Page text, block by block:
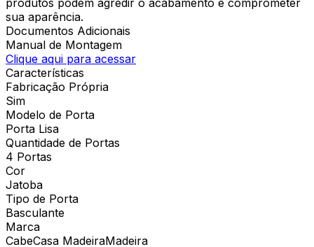
sua aparência.
Documentos Adicionais
Manual de Montagem
Clique aqui para acessar
Características
Fabricação Própria
Sim
Modelo de Porta
Porta Lisa
Quantidade de Portas
4 Portas
Cor
Jatoba
Tipo de Porta
Basculante
Marca
CabeCasa MadeiraMadeira